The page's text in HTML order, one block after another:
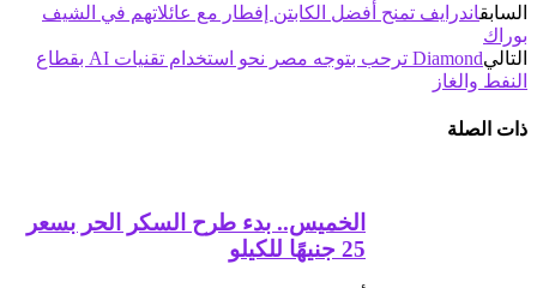
السابقاندرايف تمنح أفضل الكابتن إفطار مع عائلاتهم في الشيف
بوراك
التالي
Diamond ترحب بتوجه مصر نحو استخدام تقنيات AI بقطاع
النفط والغاز
ذات الصلة
الخميس.. بدء طرح السكر الحر بسعر
25 جنيهًا للكيلو